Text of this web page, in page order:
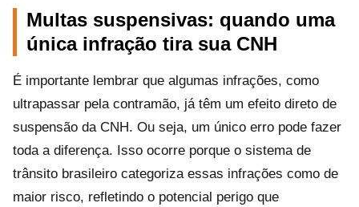
Multas suspensivas: quando uma
única infração tira sua CNH
É importante lembrar que algumas infrações, como
ultrapassar pela contramão, já têm um efeito direto de
suspensão da CNH. Ou seja, um único erro pode fazer
toda a diferença. Isso ocorre porque o sistema de
trânsito brasileiro categoriza essas infrações como de
maior risco, refletindo o potencial perigo que